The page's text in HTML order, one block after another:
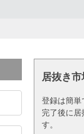
居抜き
登録は簡単
完了後に
す。